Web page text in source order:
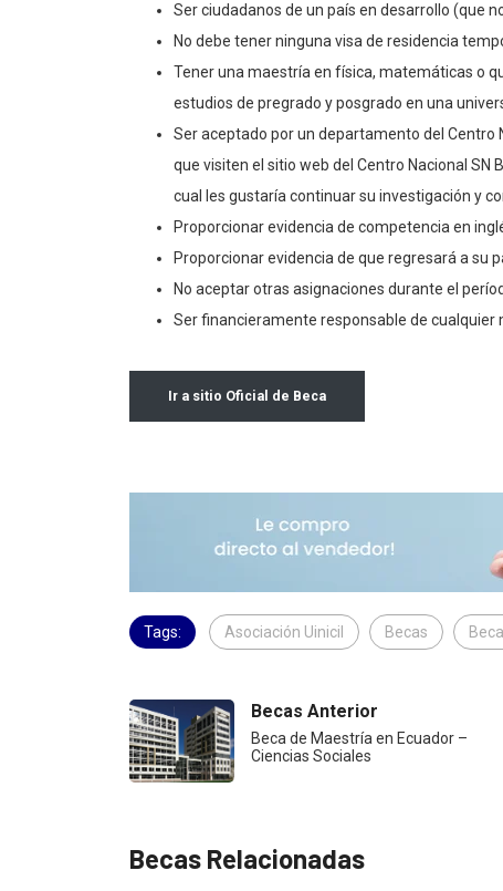
Ser ciudadanos de un país en desarrollo (que
No debe tener ninguna visa de residencia
Tener una maestría en física, matemáticas o
estudios de pregrado y posgrado en una
Ser aceptado por un departamento del Centro
que visiten el sitio web del Centro Nacional SN
cual les gustaría continuar su investigación y
Proporcionar evidencia de competencia en
Proporcionar evidencia de que regresará a su
No aceptar otras asignaciones durante el
Ser financieramente responsable de
Ir a sitio Oficial de Beca
Tags: Asociación Uinicil Becas
Becas Anterior
Beca de Maestría en Ecuador –
Ciencias Sociales
Becas Relacionadas